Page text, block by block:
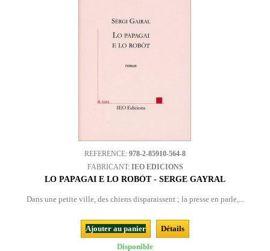
REFERENCE: 978-2-85910-564-8
FABRICANT: IEO EDICIONS
LO PAPAGAI E LO ROBÒT - SERGE GAYRAL
Dans une petite ville, des chiens disparaissent ; la presse en parle,...
Ajouter au panier
Détails
Disponible